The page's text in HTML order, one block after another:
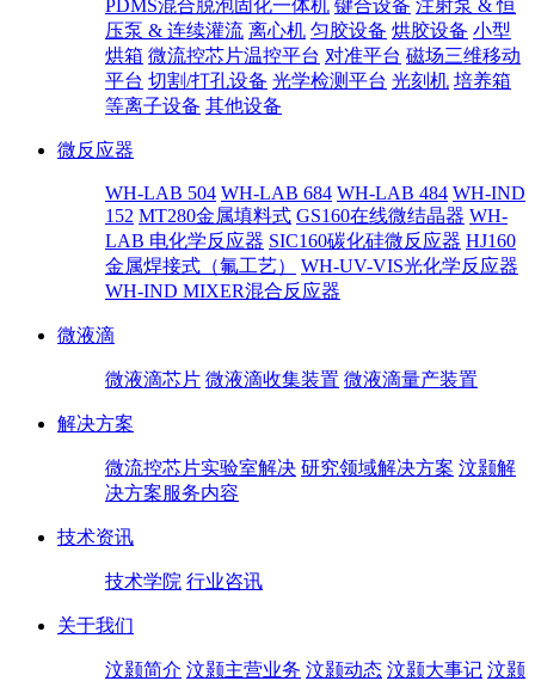
PDMS混合脱泡固化一体机 键合设备 注射泵 & 恒
压泵 & 连续灌流 离心机 匀胶设备 烘胶设备 小型
烘箱 微流控芯片温控平台 对准平台 磁场三维移动
平台 切割/打孔设备 光学检测平台 光刻机 培养箱
等离子设备 其他设备
微反应器
WH-LAB 504 WH-LAB 684 WH-LAB 484 WH-IND
152 MT280金属填料式 GS160在线微结晶器 WH-
LAB 电化学反应器 SIC160碳化硅微反应器 HJ160
金属焊接式（氟工艺）
WH-UV-VIS光化学反应器
WH-IND MIXER混合反应器
微液滴
微液滴芯片 微液滴收集装置 微液滴量产装置
解决方案
微流控芯片实验室解决 研究领域解决方案 汶颢解
决方案服务内容
技术资讯
技术学院 行业咨讯
关于我们
汶颢简介 汶颢主营业务 汶颢动态 汶颢大事记 汶颢